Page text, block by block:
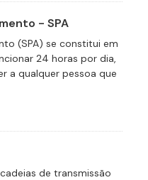
- SPA
(SPA) se constitui em
24 horas por dia,
a qualquer pessoa que
de transmissão